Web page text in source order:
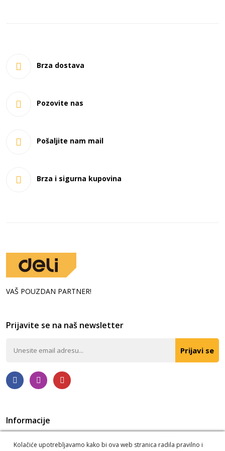
Brza dostava
Pozovite nas
Pošaljite nam mail
Brza i sigurna kupovina
VAŠ POUZDAN PARTNER!
Prijavite se na naš newsletter
Prijavi se
Informacije
Politika privatnosti
O nama
Kolačiće upotrebljavamo kako bi ova web stranica radila pravilno i